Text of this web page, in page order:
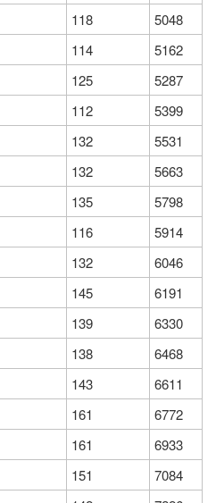
118
5048
114
5162
125
5287
112
5399
132
5531
132
5663
135
5798
116
5914
132
6046
145
6191
139
6330
138
6468
143
6611
161
6772
161
6933
151
7084